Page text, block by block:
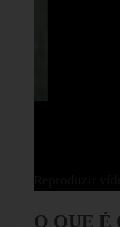
O QUE É